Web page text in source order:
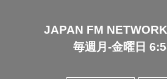
JAPAN FM
毎週月-金曜日